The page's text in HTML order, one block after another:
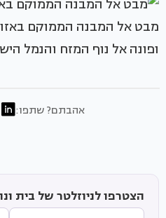
מבט אל המבנה הממוקם
ופונה אל נוף המזח והנמל
אהבתם? שתפו:
הצטרפו לניוזלטר של בית